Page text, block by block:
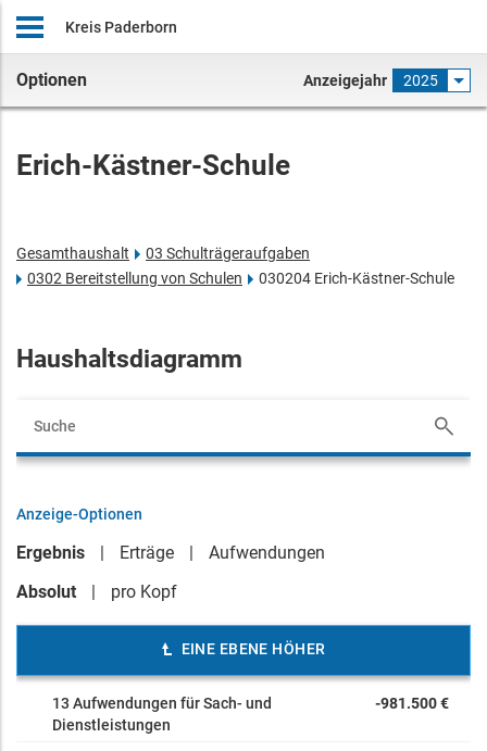
Kreis Paderborn
Optionen Anzeigejahr 2025
Erich-Kästner-Schule
Gesamthaushalt
03 Schulträgeraufgaben
0302 Bereitstellung von Schulen
030204 Erich-Kästner-Schule
Haushaltsdiagramm
Anzeige-Optionen
Ergebnis Erträge
Aufwendungen
Absolut
pro Kopf
EINE EBENE HÖHER
13 Aufwendungen für Sach- und
Dienstleistungen
-981.500 €